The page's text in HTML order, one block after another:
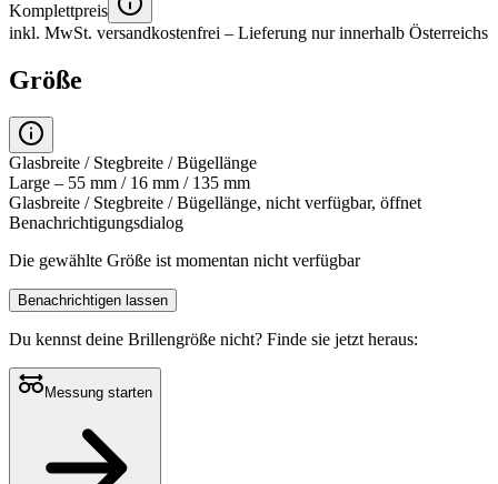
Komplettpreis
inkl. MwSt. versandkostenfrei – Lieferung nur innerhalb Österreichs
Größe
Glasbreite / Stegbreite / Bügellänge
Large – 55 mm / 16 mm / 135 mm
Glasbreite / Stegbreite / Bügellänge, nicht verfügbar, öffnet
Benachrichtigungsdialog
Die gewählte Größe ist momentan nicht verfügbar
Benachrichtigen lassen
Du kennst deine Brillengröße nicht? Finde sie jetzt heraus:
Messung starten